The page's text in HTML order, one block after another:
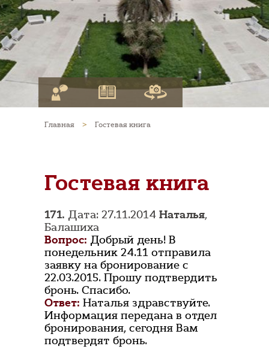
Главная > Гостевая книга
Гостевая книга
171. Дата: 27.11.2014 Наталья,
Балашиха
Вопрос: Добрый день! В
понедельник 24.11 отправила
заявку на бронирование с
22.03.2015. Прошу подтвердить
бронь. Спасибо.
Ответ: Наталья здравствуйте.
Информация передана в отдел
бронирования, сегодня Вам
подтвердят бронь.